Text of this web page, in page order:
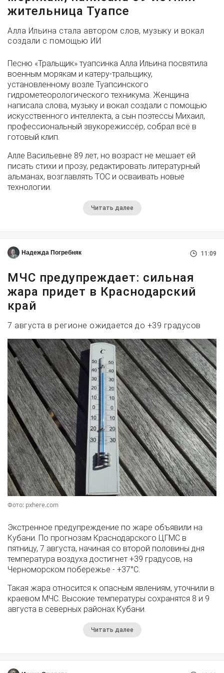
жительница Туапсе
Алла Ильина стала автором слов, музыку и вокал
создали с помощью ИИ
Песню «Тральщик» туапсинка Алла Ильина посвятила
военным морякам и катеру-тральщику,
установленному возле Туапсинского
гидрометеорологического техникума. Женщина
написала слова, музыку и вокал создали с помощью
искусственного интеллекта, а сын поэтессы Михаил,
профессиональный звукорежиссёр, собрал всё в
готовый клип.
Алле Васильевне 89 лет, но возраст не мешает ей
писать стихи и прозу, редактировать литературный
альманах, возглавлять ТОС и осваивать новые
технологии.
Читать далее
Надежда Погребняк 11:09
МЧС предупреждает: сильная
жара придет в Краснодарский
край
7 августа в регионе ожидается до +39 градусов
Фото: pxhere.com
Экстренное предупреждение по жаре объявили на
Кубани. По прогнозам Краснодарского ЦГМС в
пятницу, 7 августа, начиная со второй половины дня
температура воздуха достигнет +39 градусов, на
Черноморском побережье - +37°­С.
Такая жара относится к опасным явлениям, уточнили в
краевом МЧС. Высокие температуры сохранятся 8 и 9
августа в северных районах Кубани.
Читать далее